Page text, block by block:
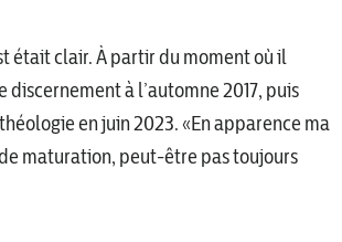
était clair. À partir du moment où il
à l’automne 2017, puis
en juin 2023. «En apparence ma
maturation, peut-être pas toujours